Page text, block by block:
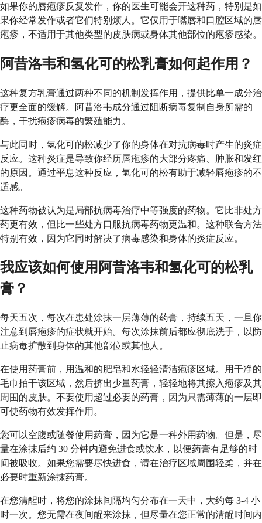
如果你的唇疱疹反复发作，你的医生可能会开这种药，特别是如
果你经常发作或者它们特别烦人。它仅用于嘴唇和口腔区域的唇
疱疹，不适用于其他类型的皮肤病或身体其他部位的疱疹感染。
阿昔洛韦和氢化可的松乳膏如何起作用？
这种复方乳膏通过两种不同的机制发挥作用，提供比单一成分治
疗更全面的缓解。阿昔洛韦成分通过阻断病毒复制自身所需的
酶，干扰疱疹病毒的繁殖能力。
与此同时，氢化可的松减少了你的身体在对抗病毒时产生的炎症
反应。这种炎症是导致你经历唇疱疹的大部分疼痛、肿胀和发红
的原因。通过平息这种反应，氢化可的松有助于减轻唇疱疹的不
适感。
这种药物被认为是局部抗病毒治疗中等强度的药物。它比非处方
药更有效，但比一些处方口服抗病毒药物更温和。这种联合方法
特别有效，因为它同时解决了病毒感染和身体的炎症反应。
我应该如何使用阿昔洛韦和氢化可的松乳
膏？
每天五次，每次在患处涂抹一层薄薄的药膏，持续五天，一旦你
注意到唇疱疹的症状就开始。每次涂抹前后都应彻底洗手，以防
止病毒扩散到身体的其他部位或其他人。
在使用药膏前，用温和的肥皂和水轻轻清洁疱疹区域。用干净的
毛巾拍干该区域，然后挤出少量药膏，轻轻地将其擦入疱疹及其
周围的皮肤。不要使用超过必要的药膏，因为只需薄薄的一层即
可使药物有效发挥作用。
您可以空腹或随餐使用药膏，因为它是一种外用药物。但是，尽
量在涂抹后约 30 分钟内避免进食或饮水，以便药膏有足够的时
间被吸收。如果您需要尽快进食，请在治疗区域周围轻柔，并在
必要时重新涂抹药膏。
在您清醒时，将您的涂抹间隔均匀分布在一天中，大约每 3-4 小
时一次。您无需在夜间醒来涂抹，但尽量在您正常的清醒时间内